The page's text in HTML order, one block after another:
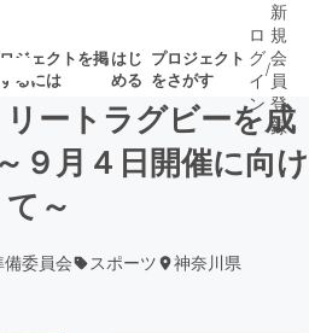
ジェクトを掲
るには
はじ
める
プロジェクト
をさがす
着プロ募集終了が近いプ
ロ
グ
イ
ン
/
新
規
会
員
登
録
ートラグビーを成
９月４日開催に向け
て～
委員会 スポーツ 神奈川県